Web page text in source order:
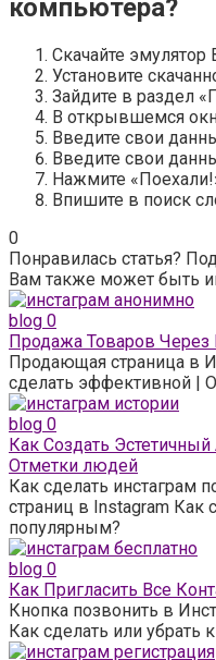
компьютера?
Скачайте эмулятор
Установите
Зайдите в раздел
В открывшемся
Введите свои
Введите свои
Нажмите
Впишите в поиск
0
Понравилась статья?
Вам также может быть
blog 0
Продажа Товаров Через
Продающая страница в
сделать эффективной |
blog 0
Как Создать Эстетичный
Отметки людей
Как сделать инстаграм
страниц в Instagram Как
популярным?
blog 0
Как Пригласить Все
Кнопка позвонить в
Как сделать или убрать